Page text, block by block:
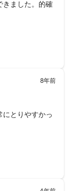
きました。的確
8年前
とりやすかっ